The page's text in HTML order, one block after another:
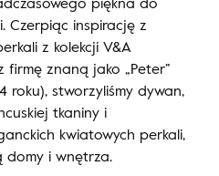
Czerpiąc inspirację z
z kolekcji V&A
znaną jako „Peter”
roku), stworzyliśmy dywan,
tkaniny i
kwiatowych perkali,
i wnętrza.